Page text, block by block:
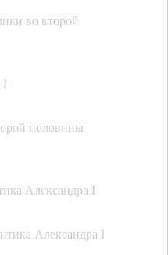
во второй
I
половины
Александра I
Александра I